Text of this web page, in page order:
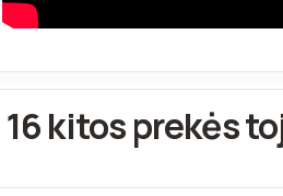
16 kitos prekės